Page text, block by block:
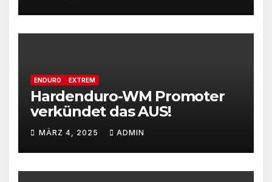
ENDURO EXTREM
Hardenduro-WM Promoter
verkündet das AUS!
MÄRZ 4, 2025 ADMIN